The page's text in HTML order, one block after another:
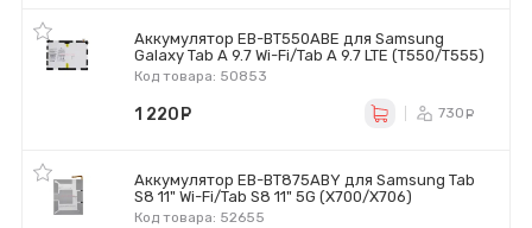
Аккумулятор EB-BT550ABE для Samsung
Galaxy Tab A 9.7 Wi-Fi/Tab A 9.7 LTE (T550/T555)
Код товара: 50853
1 220 730
Аккумулятор EB-BT875ABY для Samsung Tab
S8 11" Wi-Fi/Tab S8 11" 5G (X700/X706)
Код товара: 52655